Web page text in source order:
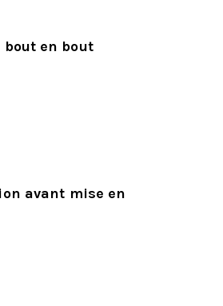
en bout
avant mise en